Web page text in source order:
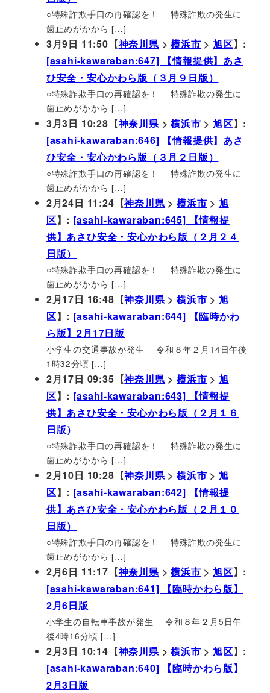
○特殊詐欺手口の再確認を！ 特殊詐欺の発生に
歯止めがかから […]
3月9日 11:50【神奈川県>横浜市 > 旭区】:
[asahi-kawaraban:647] 【情報提供】あさ
ひ安全・安心かわら版（３月９日版）
○特殊詐欺手口の再確認を！ 特殊詐欺の発生に
歯止めがかから […]
3月3日 10:28【神奈川県>横浜市 > 旭区】:
[asahi-kawaraban:646] 【情報提供】あさ
ひ安全・安心かわら版（３月２日版）
○特殊詐欺手口の再確認を！ 特殊詐欺の発生に
歯止めがかから […]
2月24日 11:24【神奈川県>横浜市 > 旭
区】: [asahi-kawaraban:645] 【情報提
供】あさひ安全・安心かわら版（２月２４
日版）
○特殊詐欺手口の再確認を！ 特殊詐欺の発生に
歯止めがかから […]
2月17日 16:48【神奈川県>横浜市 > 旭
区】: [asahi-kawaraban:644] 【臨時かわ
ら版】2月17日版
小学生の交通事故が発生 令和８年２月14日午後
1時32分頃 […]
2月17日 09:35【神奈川県>横浜市 > 旭
区】: [asahi-kawaraban:643] 【情報提
供】あさひ安全・安心かわら版（２月１６
日版）
○特殊詐欺手口の再確認を！ 特殊詐欺の発生に
歯止めがかから […]
2月10日 10:28【神奈川県>横浜市 > 旭
区】: [asahi-kawaraban:642] 【情報提
供】あさひ安全・安心かわら版（２月１０
日版）
○特殊詐欺手口の再確認を！ 特殊詐欺の発生に
歯止めがかから […]
2月6日 11:17【神奈川県>横浜市 > 旭区】:
[asahi-kawaraban:641] 【臨時かわら版】
2月6日版
小学生の自転車事故が発生 令和８年２月5日午
後4時16分頃 […]
2月3日 10:14【神奈川県>横浜市 > 旭区】:
[asahi-kawaraban:640] 【臨時かわら版】
2月3日版